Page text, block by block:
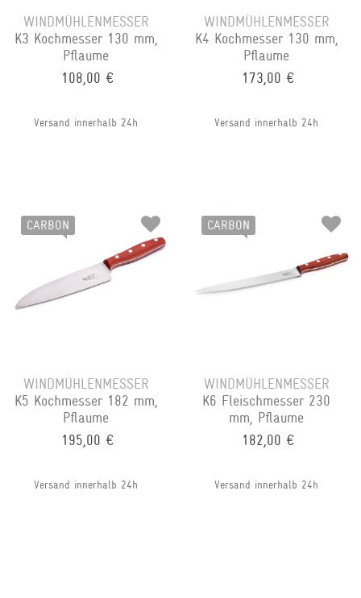
WINDMÜHLENMESSER
K3 Kochmesser 130 mm,
Pflaume
108,00 €
Versand innerhalb 24h
WINDMÜHLENMESSER
K4 Kochmesser 130 mm,
Pflaume
173,00 €
Versand innerhalb 24h
CARBON
WINDMÜHLENMESSER
K5 Kochmesser 182 mm,
Pflaume
195,00 €
Versand innerhalb 24h
CARBON
WINDMÜHLENMESSER
K6 Fleischmesser 230
mm, Pflaume
182,00 €
Versand innerhalb 24h